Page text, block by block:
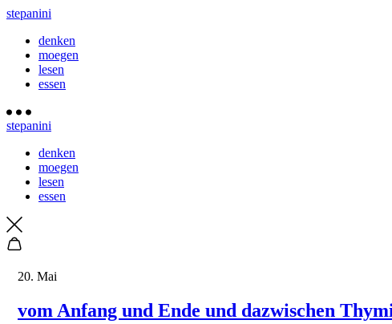
stepanini
denken
moegen
lesen
essen
stepanini
denken
moegen
lesen
essen
20. Mai
vom Anfang und Ende und dazwischen